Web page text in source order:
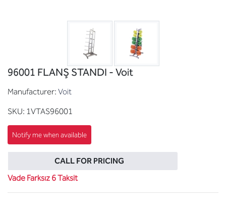
96001 FLANŞ STANDI - Voit
Manufacturer: Voit
SKU: 1VTAS96001
CALL FOR PRICING
Vade Farksız 6 Taksit